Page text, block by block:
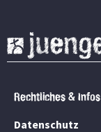
Rechtliches & Infos
Datenschutz